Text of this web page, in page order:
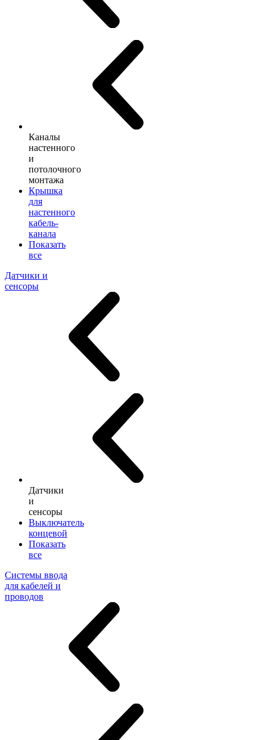
Каналы
настенного
и
потолочного
монтажа
Крышка
для
настенного
кабель-
канала
Показать
все
Датчики и
сенсоры
Датчики
и
сенсоры
Выключатель
концевой
Показать
все
Системы ввода
для кабелей и
проводов